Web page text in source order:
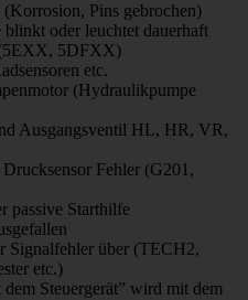
Pins gebrochen)
oder leuchtet dauerhaft
(5EXX, 5DFXX)
etc.
(Hydraulikpumpe
Ausgangsventil HL, HR, VR,
Fehler (G201,
passive Starthilfe
Signalfehler über (TECH2,
etc.)
Steuergerät” wird mit dem